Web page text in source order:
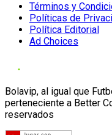
Términos y
Políticas de
Política Editorial
Ad Choices
Bolavip, al igual que
perteneciente a Better
reservados